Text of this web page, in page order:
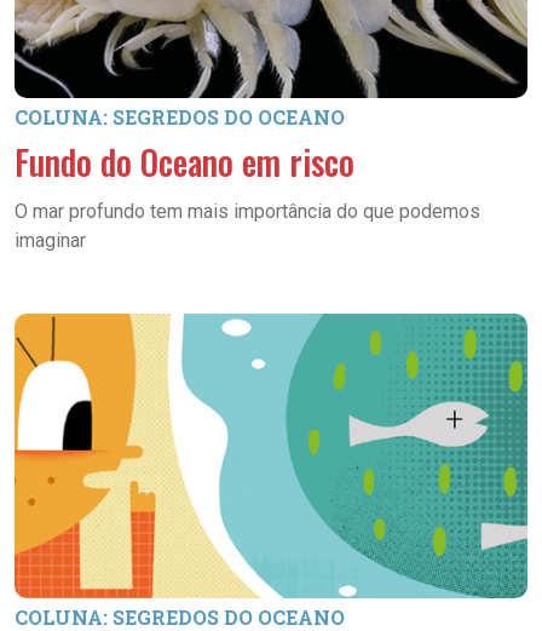
COLUNA: SEGREDOS DO OCEANO
Fundo do Oceano em risco
O mar profundo tem mais importância do que podemos
imaginar
COLUNA: SEGREDOS DO OCEANO